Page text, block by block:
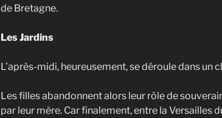
de Bretagne.
Les Jardins
L’après-midi, heureusement, se déroule dans
Les filles abandonnent alors leur rôle de
par leur mère. Car finalement, entre la Versailles